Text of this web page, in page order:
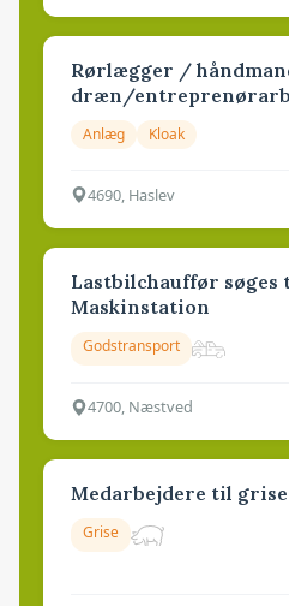
Rørlægger /
dræn/
Anlæg Kloak
4690, Haslev
Lastbilchauffør søges
Maskinstation
Godstransport
4700, Næstved
Medarbejdere til
Grise